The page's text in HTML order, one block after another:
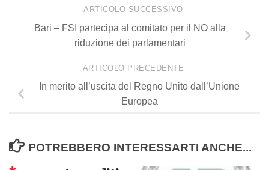
ARTICOLO SUCCESSIVO
Bari – FSI partecipa al comitato per il NO alla
riduzione dei parlamentari
ARTICOLO PRECEDENTE
In merito all’uscita del Regno Unito dall’Unione
Europea
POTREBBERO INTERESSARTI ANCHE...